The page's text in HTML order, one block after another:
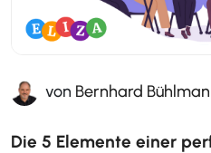
von Bernhard
Die 5 Elemente einer